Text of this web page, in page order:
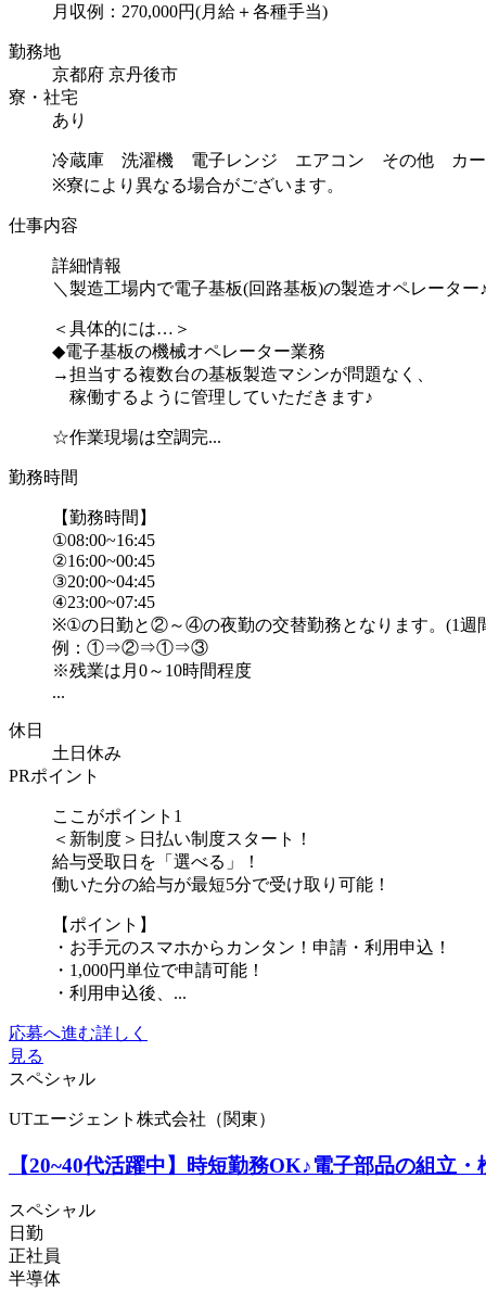
月収例：270,000円(月給＋各種手当)
勤務地
京都府 京丹後市
寮・社宅
あり
冷蔵庫 洗濯機 電子レンジ エアコン その他 カー
※寮により異なる場合がございます。
仕事内容
詳細情報
＼製造工場内で電子基板(回路基板)の製造オペレーター
＜具体的には…＞
◆電子基板の機械オペレーター業務
→担当する複数台の基板製造マシンが問題なく、
稼働するように管理していただきます♪
☆作業現場は空調完...
勤務時間
【勤務時間】
①08:00~16:45
②16:00~00:45
③20:00~04:45
④23:00~07:45
※①の日勤と②～④の夜勤の交替勤務となります。(1週
例：①⇒②⇒①⇒③
※残業は月0～10時間程度
...
休日
土日休み
PRポイント
ここがポイント1
＜新制度＞日払い制度スタート！
給与受取日を「選べる」！
働いた分の給与が最短5分で受け取り可能！
【ポイント】
・お手元のスマホからカンタン！申請・利用申込！
・1,000円単位で申請可能！
・利用申込後、...
応募へ進む詳しく
見る
スペシャル
UTエージェント株式会社（関東）
【20~40代活躍中】時短勤務OK♪電子部品の組
スペシャル
日勤
正社員
半導体